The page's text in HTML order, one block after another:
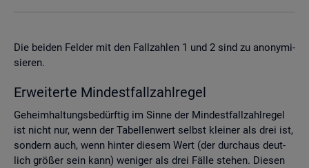
Die bei­den Fel­der mit den Fall­zah­len 1 und 2 sind zu an­ony­mi­
sie­ren.
Er­wei­ter­te Min­dest­fall­zahl­re­gel
Ge­heim­hal­tungs­be­dürf­tig im Sinne der Min­dest­fall­zahl­re­gel
ist nicht nur, wenn der Ta­bel­len­wert selbst klei­ner als drei ist,
son­dern auch, wenn hin­ter die­sem Wert (der durch­aus deut­
lich grö­ßer sein kann) we­ni­ger als drei Fälle ste­hen. Die­sen